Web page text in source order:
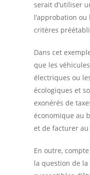
serait d’utiliser
l’approbation
critères
Dans cet
que les
électriques ou
écologiques et
exonérés de
économique au
et de facturer
En outre,
la question de